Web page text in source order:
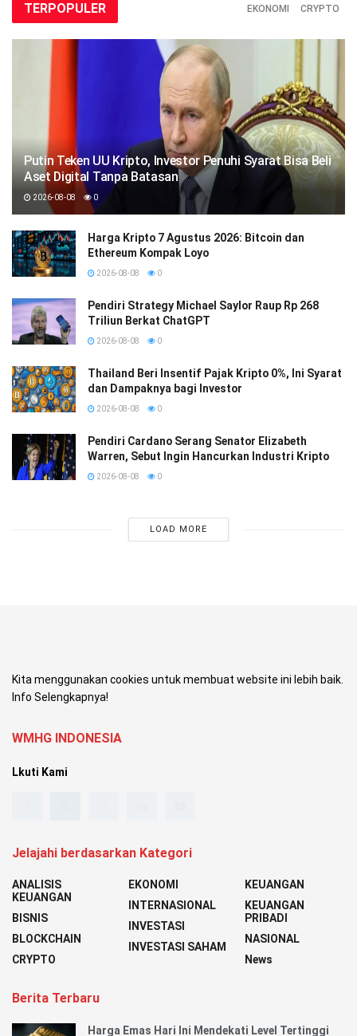
TERPOPULER EKONOMI CRYPTO
Putin Teken UU Kripto, Investor Penuhi Syarat Bisa Beli
Aset Digital Tanpa Batasan
2026-08-08 0
Harga Kripto 7 Agustus 2026: Bitcoin dan
Ethereum Kompak Loyo
2026-08-08 0
Pendiri Strategy Michael Saylor Raup Rp 268
Triliun Berkat ChatGPT
2026-08-08 0
Thailand Beri Insentif Pajak Kripto 0%, Ini Syarat
dan Dampaknya bagi Investor
2026-08-08 0
Pendiri Cardano Serang Senator Elizabeth
Warren, Sebut Ingin Hancurkan Industri Kripto
2026-08-08 0
LOAD MORE
Kita menggunakan cookies untuk membuat website ini lebih baik.
Info Selengkapnya!
WMHG INDONESIA
Lkuti Kami
Jelajahi berdasarkan Kategori
ANALISIS
KEUANGAN
BISNIS
BLOCKCHAIN
CRYPTO
EKONOMI
INTERNASIONAL
INVESTASI
INVESTASI SAHAM
KEUANGAN
KEUANGAN
PRIBADI
NASIONAL
News
Berita Terbaru
Harga Emas Hari Ini Mendekati Level Tertinggi